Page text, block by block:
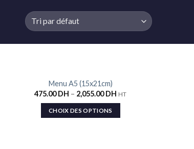
à la liste
Menu A5 (15x21cm)
475.00DH – 2,055.00DH HT
CHOIX DES OPTIONS